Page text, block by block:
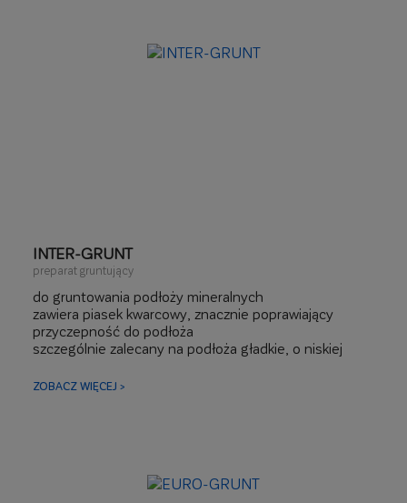
INTER-GRUNT
preparat gruntujący
do gruntowania podłoży mineralnych
zawiera piasek kwarcowy, znacznie poprawiający
przyczepność do podłoża
szczególnie zalecany na podłoża gładkie, o niskiej
pod tynki gipsowe, cienkowarstwowe, gładzie itp.
ZOBACZ WIĘCEJ >